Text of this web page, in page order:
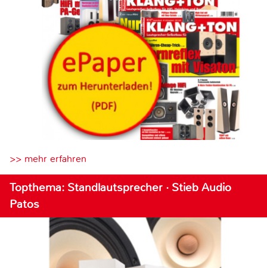
>> mehr erfahren
Topthema: Standlautsprecher · Stieb Audio
Patos